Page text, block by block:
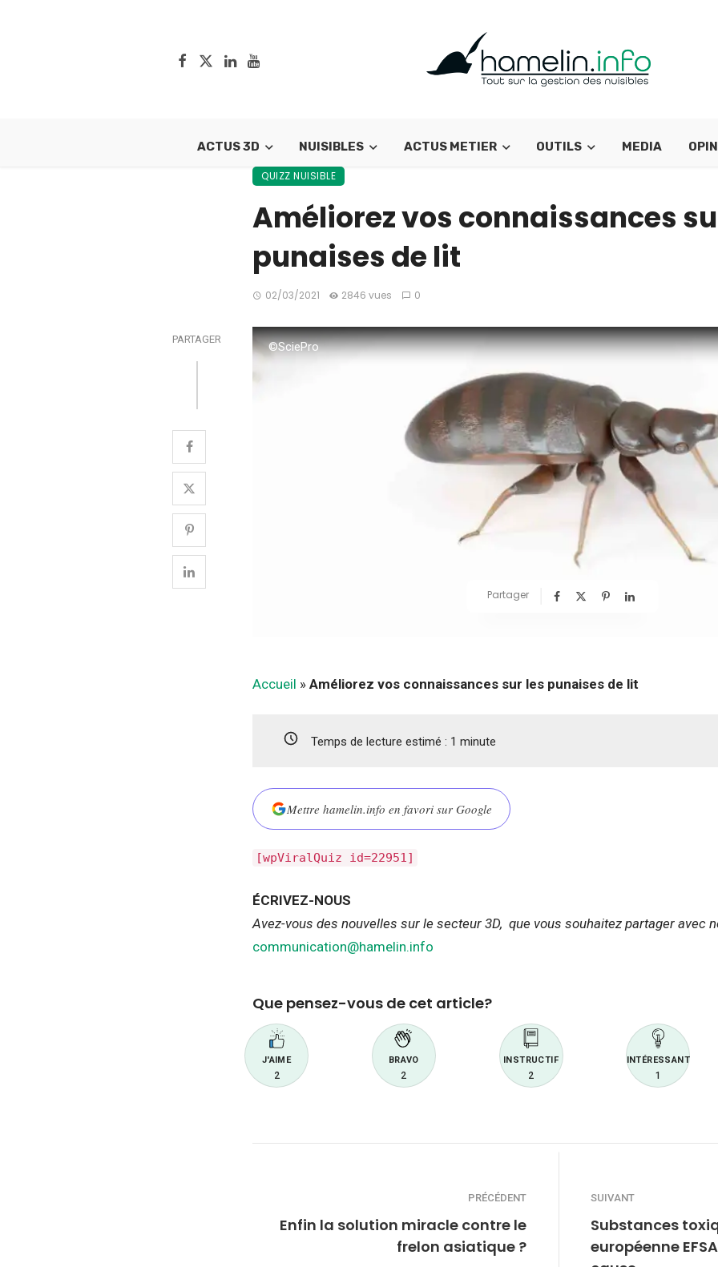
ACTUS 3D NUISIBLES ACTUS METIER OUTILS MEDIA
QUIZZ NUISIBLE
Améliorez vos connaissances
punaises de lit
02/03/2021 2846 vues 0
PARTAGER
©SciePro
Partager
Accueil » Améliorez vos connaissances sur les punaises de lit
Temps de lecture estimé : 1 minute
Mettre hamelin.info en favori sur Google
[wpViralQuiz id=22951]
ÉCRIVEZ-NOUS
Avez-vous des nouvelles sur le secteur 3D, que vous souhaitez partager avec
communication@hamelin.info
Que pensez-vous de cet article?
J'AIME
2
BRAVO
2
INSTRUCTIF
2
INTÉRESSANT
1
PRÉCÉDENT
Enfin la solution miracle contre le
frelon asiatique ?
SUIVANT
Substances
européenne